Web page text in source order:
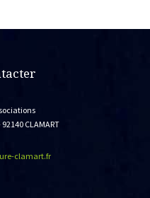
CLAMART
clamart.fr